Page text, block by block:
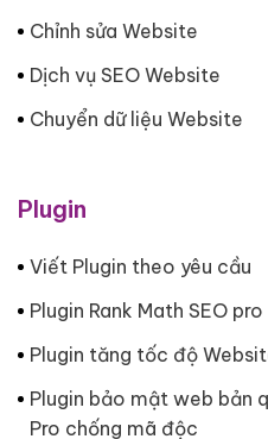
Chỉnh sửa Website
Dịch vụ SEO Website
Chuyển dữ liệu Website
Plugin
Viết Plugin theo yêu cầu
Plugin Rank Math SEO
Plugin tăng tốc độ
Plugin bảo mật web bản
Pro chống mã độc